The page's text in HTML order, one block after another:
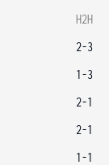
H2H
2-3
1-3
2-1
2-1
1-1